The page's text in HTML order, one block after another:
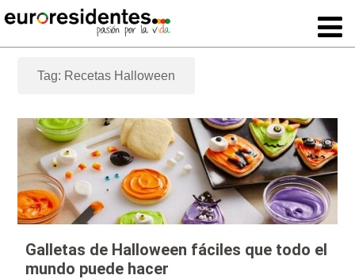
Tag: Recetas Halloween
Galletas de Halloween fáciles que todo el
mundo puede hacer